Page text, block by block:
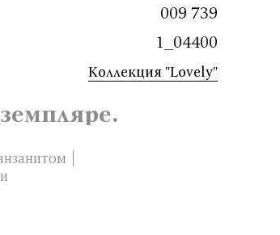
009 739
1_04400
Коллекция "Lovely"